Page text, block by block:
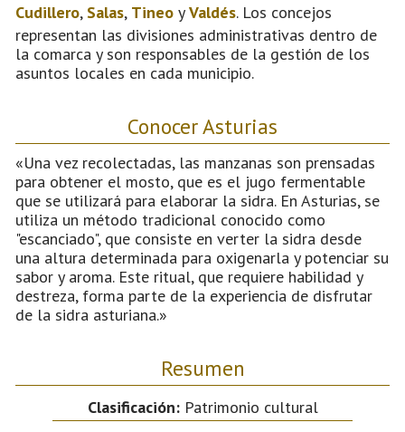
Cudillero, Salas, Tineo yValdés. Los concejos
representan las divisiones administrativas dentro de
la comarca y son responsables de la gestión de los
asuntos locales en cada municipio.
Conocer Asturias
«Una vez recolectadas, las manzanas son prensadas
para obtener el mosto, que es el jugo fermentable
que se utilizará para elaborar la sidra. En Asturias, se
utiliza un método tradicional conocido como
"escanciado", que consiste en verter la sidra desde
una altura determinada para oxigenarla y potenciar su
sabor y aroma. Este ritual, que requiere habilidad y
destreza, forma parte de la experiencia de disfrutar
de la sidra asturiana.»
Resumen
Clasificación:Patrimonio cultural